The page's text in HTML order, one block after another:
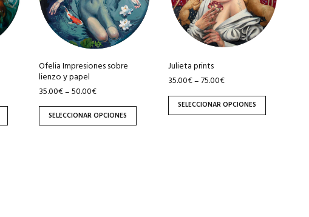
Ofelia Impresiones sobre
lienzo y papel
35.00€–50.00€
SELECCIONAR OPCIONES
variantes.
Las
opciones
pueden
elegir
en
la
página
Julieta prints
35.00€–75.00€
SELECCIONAR OPCIONES
variantes.
Las
opciones
pueden
elegir
en
la